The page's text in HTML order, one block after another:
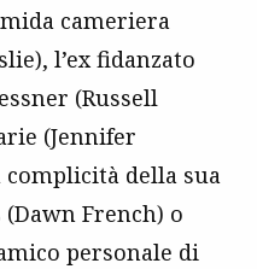
cameriera
l’ex fidanzato
(Russell
(Jennifer
complicità della sua
French) o
personale di